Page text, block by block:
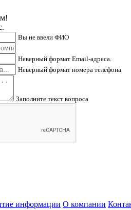
Вы не ввели ФИО
Неверный формат Email-адреса.
Неверный формат номера телефона
Заполните текст вопроса
информации О компании